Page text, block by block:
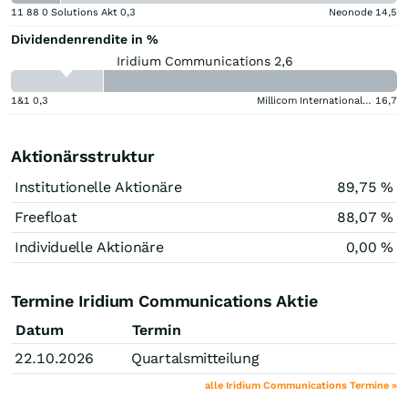
11 88 0 Solutions Akt 0,3 Neonode 14,5
Dividendenrendite in %
Iridium Communications 2,6
1&1 0,3 Millicom International Cellular 16,7
Aktionärsstruktur
Institutionelle Aktionäre
89,75 %
Freefloat
88,07 %
Individuelle Aktionäre
0,00 %
Termine Iridium Communications Aktie
Datum
Termin
22.10.2026
Quartalsmitteilung
alle Iridium Communications Termine »